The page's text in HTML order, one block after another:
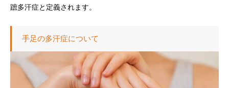
蹠多汗症と定義されます。
手足の多汗症について